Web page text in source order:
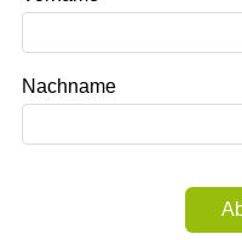
Nachname